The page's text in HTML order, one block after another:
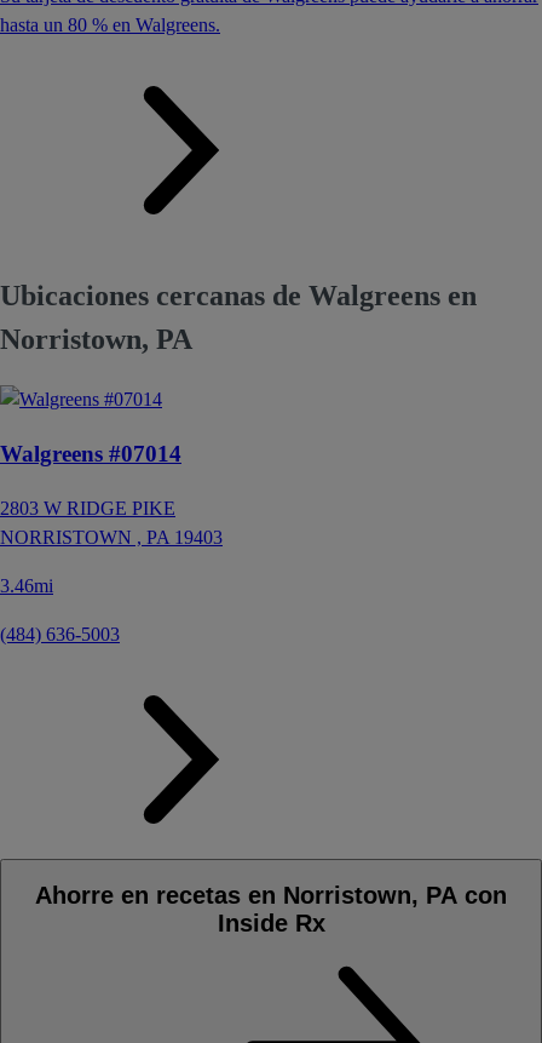
hasta un 80 % en Walgreens.
Ubicaciones cercanas de Walgreens en
Norristown, PA
Walgreens #07014
2803 W RIDGE PIKE
NORRISTOWN , PA 19403
3.46mi
(484) 636-5003
Ahorre en recetas en Norristown, PA con
Inside Rx